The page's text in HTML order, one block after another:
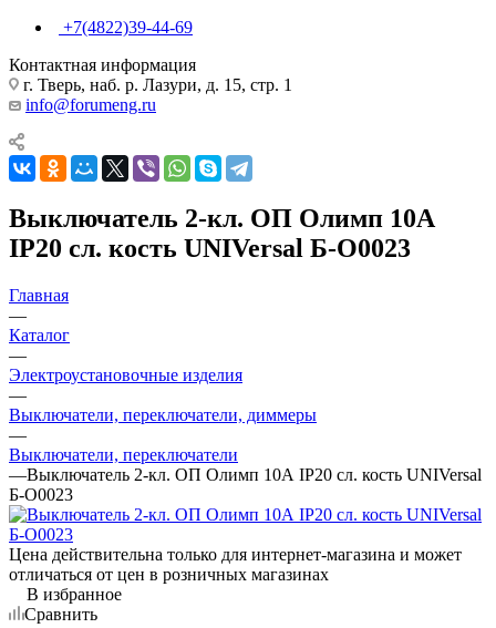
+7(4822)39-44-69
Контактная информация
г. Тверь, наб. р. Лазури, д. 15, стр. 1
info@forumeng.ru
Выключатель 2-кл. ОП Олимп 10А
IP20 сл. кость UNIVersal Б-О0023
Главная
—
Каталог
—
Электроустановочные изделия
—
Выключатели, переключатели, диммеры
—
Выключатели, переключатели
—Выключатель 2-кл. ОП Олимп 10А IP20 сл. кость UNIVersal
Б-О0023
Цена действительна только для интернет-магазина и может
отличаться от цен в розничных магазинах
В избранное
Сравнить